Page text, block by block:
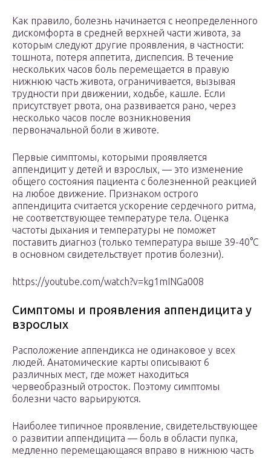
Как правило, болезнь начинается с неопределенного
дискомфорта в средней верхней части живота, за
которым следуют другие проявления, в частности:
тошнота, потеря аппетита, диспепсия. В течение
нескольких часов боль перемещается в правую
нижнюю часть живота, ограничивается, вызывая
трудности при движении, ходьбе, кашле. Если
присутствует рвота, она развивается рано, через
несколько часов после возникновения
первоначальной боли в животе.
Первые симптомы, которыми проявляется
аппендицит у детей и взрослых, — это изменение
общего состояния пациента с болезненной реакцией
на любое движение. Признаком острого
аппендицита считается ускорение сердечного ритма,
не соответствующее температуре тела. Оценка
частоты дыхания и температуры не поможет
поставить диагноз (только температура выше 39-40°C
в основном свидетельствует против болезни).
https://youtube.com/watch?v=kg1mINGa008
Симптомы и проявления аппендицита у
взрослых
Расположение аппендикса не одинаковое у всех
людей. Анатомические карты описывают 6
различных мест, где может находиться
червеобразный отросток. Поэтому симптомы
болезни часто варьируются.
Наиболее типичное проявление, свидетельствующее
о развитии аппендицита — боль в области пупка,
медленно перемещающаяся вправо в нижнюю часть